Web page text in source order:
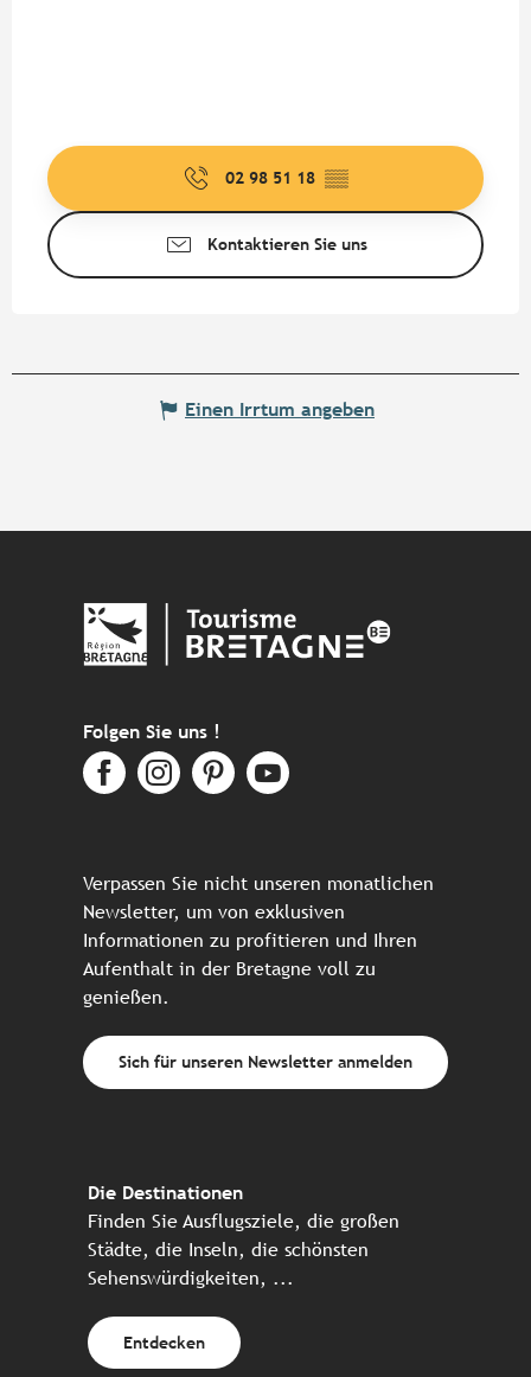
02 98 51 18 ▒▒
Kontaktieren Sie uns
Einen Irrtum angeben
Folgen Sie uns !
Verpassen Sie nicht unseren monatlichen
Newsletter, um von exklusiven
Informationen zu profitieren und Ihren
Aufenthalt in der Bretagne voll zu
genießen.
Sich für unseren Newsletter anmelden
Die Destinationen
Finden Sie Ausflugsziele, die großen
Städte, die Inseln, die schönsten
Sehenswürdigkeiten, ...
Entdecken